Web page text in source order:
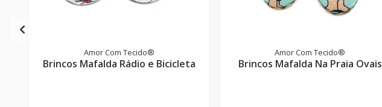
Amor Com Tecido®
Brincos Mafalda Rádio e Bicicleta
Amor Com Tecido®
Brincos Mafalda Na Praia Ovais